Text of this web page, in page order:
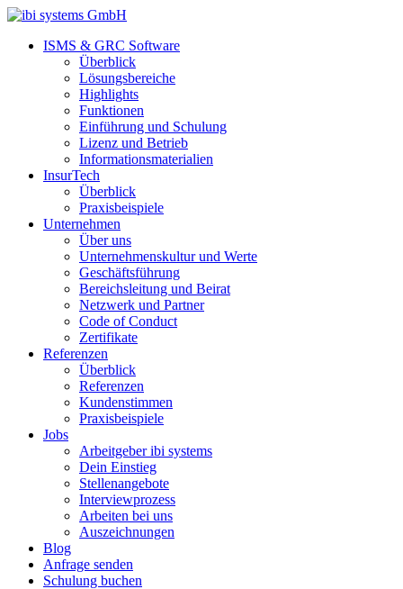
ISMS & GRC Software
Überblick
Lösungsbereiche
Highlights
Funktionen
Einführung und Schulung
Lizenz und Betrieb
Informationsmaterialien
InsurTech
Überblick
Praxisbeispiele
Unternehmen
Über uns
Unternehmenskultur und Werte
Geschäftsführung
Bereichsleitung und Beirat
Netzwerk und Partner
Code of Conduct
Zertifikate
Referenzen
Überblick
Referenzen
Kundenstimmen
Praxisbeispiele
Jobs
Arbeitgeber ibi systems
Dein Einstieg
Stellenangebote
Interviewprozess
Arbeiten bei uns
Auszeichnungen
Blog
Anfrage senden
Schulung buchen